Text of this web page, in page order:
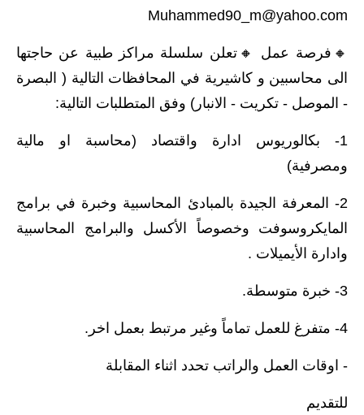
Muhammed90_m@yahoo.com
🔸️فرصة عمل 🔸️تعلن سلسلة مراكز طبية عن حاجتها
الى محاسبين و كاشيرية في المحافظات التالية ( البصرة
- الموصل - تكريت - الانبار) وفق المتطلبات التالية:
1- بكالوريوس ادارة واقتصاد (محاسبة او مالية
ومصرفية)
2- المعرفة الجيدة بالمبادئ المحاسبية وخبرة في برامج
المايكروسوفت وخصوصاً الأكسل والبرامج المحاسبية
وادارة الأيميلات .
3- خبرة متوسطة.
4- متفرغ للعمل تماماً وغير مرتبط بعمل اخر.
- اوقات العمل والراتب تحدد اثناء المقابلة
للتقديم